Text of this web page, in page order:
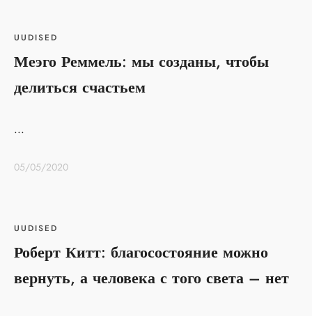
UUDISED
Меэго Реммель: мы созданы, чтобы
делиться счастьем
...
05/05/2020
UUDISED
Роберт Китт: благосостояние можно
вернуть, а человека с того света – нет